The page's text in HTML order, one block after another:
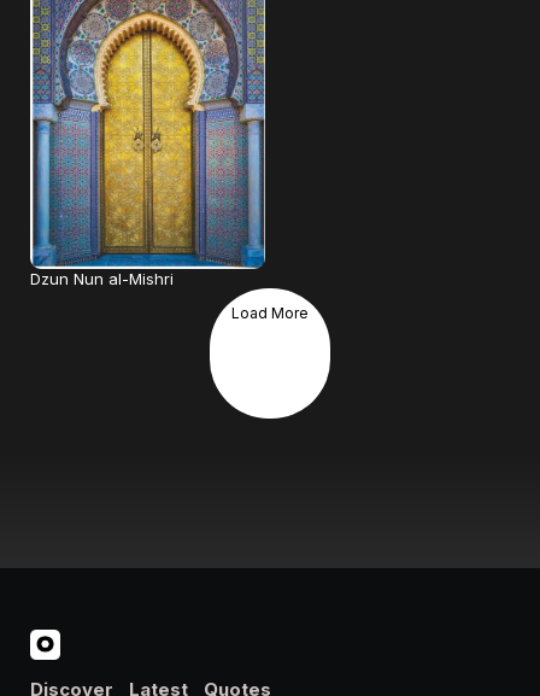
Dzun Nun al-Mishri
Load More
Discover Latest Quotes